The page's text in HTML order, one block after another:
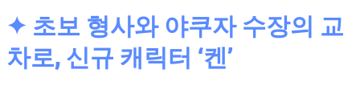
✦ 초보 형사와 야쿠자 수장의 교
차로, 신규 캐릭터 ‘켄’